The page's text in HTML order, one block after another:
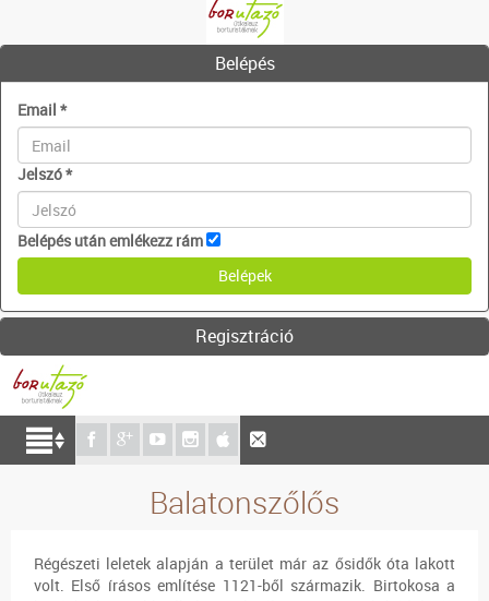
Belépés
Email *
Jelszó*
Belépés után emlékezz rám
Regisztráció
Balatonszőlős
Régészeti leletek alapján a terület már az ősidők óta lakott
volt. Első írásos említése 1121-ből származik. Birtokosa a